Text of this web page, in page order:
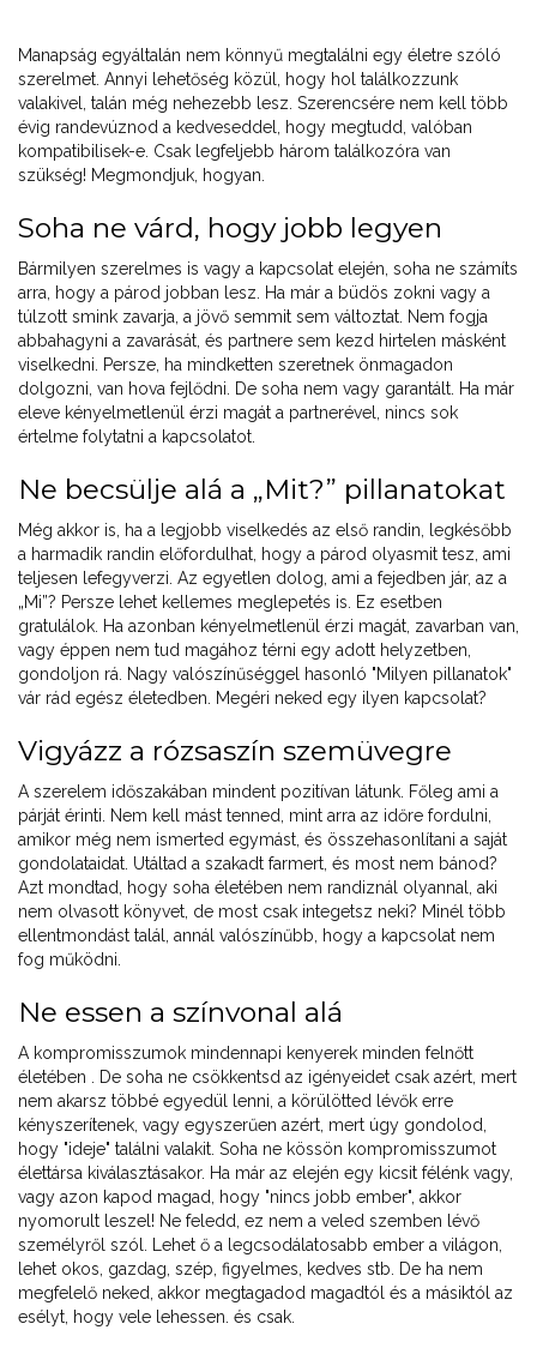
Manapság egyáltalán nem könnyű megtalálni egy életre szóló
szerelmet. Annyi lehetőség közül, hogy hol találkozzunk
valakivel, talán még nehezebb lesz. Szerencsére nem kell több
évig randevúznod a kedveseddel, hogy megtudd, valóban
kompatibilisek-e. Csak legfeljebb három találkozóra van
szükség! Megmondjuk, hogyan.
Soha ne várd, hogy jobb legyen
Bármilyen szerelmes is vagy a kapcsolat elején, soha ne számíts
arra, hogy a párod jobban lesz. Ha már a büdös zokni vagy a
túlzott smink zavarja, a jövő semmit sem változtat. Nem fogja
abbahagyni a zavarását, és partnere sem kezd hirtelen másként
viselkedni. Persze, ha mindketten szeretnek önmagadon
dolgozni, van hova fejlődni. De soha nem vagy garantált. Ha már
eleve kényelmetlenül érzi magát a partnerével, nincs sok
értelme folytatni a kapcsolatot.
Ne becsülje alá a „Mit?” pillanatokat
Még akkor is, ha a legjobb viselkedés az első randin, legkésőbb
a harmadik randin előfordulhat, hogy a párod olyasmit tesz, ami
teljesen lefegyverzi. Az egyetlen dolog, ami a fejedben jár, az a
„Mi”? Persze lehet kellemes meglepetés is. Ez esetben
gratulálok. Ha azonban kényelmetlenül érzi magát, zavarban van,
vagy éppen nem tud magához térni egy adott helyzetben,
gondoljon rá. Nagy valószínűséggel hasonló "Milyen pillanatok"
vár rád egész életedben. Megéri neked egy ilyen kapcsolat?
Vigyázz a rózsaszín szemüvegre
A szerelem időszakában mindent pozitívan látunk. Főleg ami a
párját érinti. Nem kell mást tenned, mint arra az időre fordulni,
amikor még nem ismerted egymást, és összehasonlítani a saját
gondolataidat. Utáltad a szakadt farmert, és most nem bánod?
Azt mondtad, hogy soha életében nem randiznál olyannal, aki
nem olvasott könyvet, de most csak integetsz neki? Minél több
ellentmondást talál, annál valószínűbb, hogy a kapcsolat nem
fog működni.
Ne essen a színvonal alá
A kompromisszumok mindennapi kenyerek minden felnőtt
életében . De soha ne csökkentsd az igényeidet csak azért, mert
nem akarsz többé egyedül lenni, a körülötted lévők erre
kényszerítenek, vagy egyszerűen azért, mert úgy gondolod,
hogy "ideje" találni valakit. Soha ne kössön kompromisszumot
élettársa kiválasztásakor. Ha már az elején egy kicsit félénk vagy,
vagy azon kapod magad, hogy "nincs jobb ember", akkor
nyomorult leszel! Ne feledd, ez nem a veled szemben lévő
személyről szól. Lehet ő a legcsodálatosabb ember a világon,
lehet okos, gazdag, szép, figyelmes, kedves stb. De ha nem
megfelelő neked, akkor megtagadod magadtól és a másiktól az
esélyt, hogy vele lehessen. és csak.